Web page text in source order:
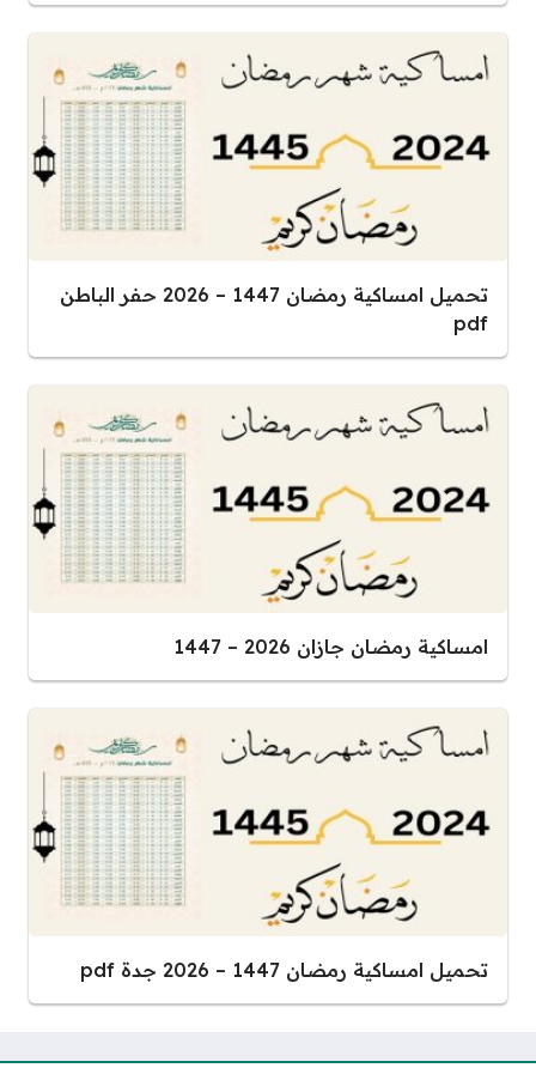
تحميل امساكية رمضان 1447 – 2026 حفر الباطن
pdf
امساكية رمضان جازان 2026 – 1447
تحميل امساكية رمضان 1447 – 2026 جدة pdf